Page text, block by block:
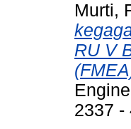
Murti,
RU V
2337 -